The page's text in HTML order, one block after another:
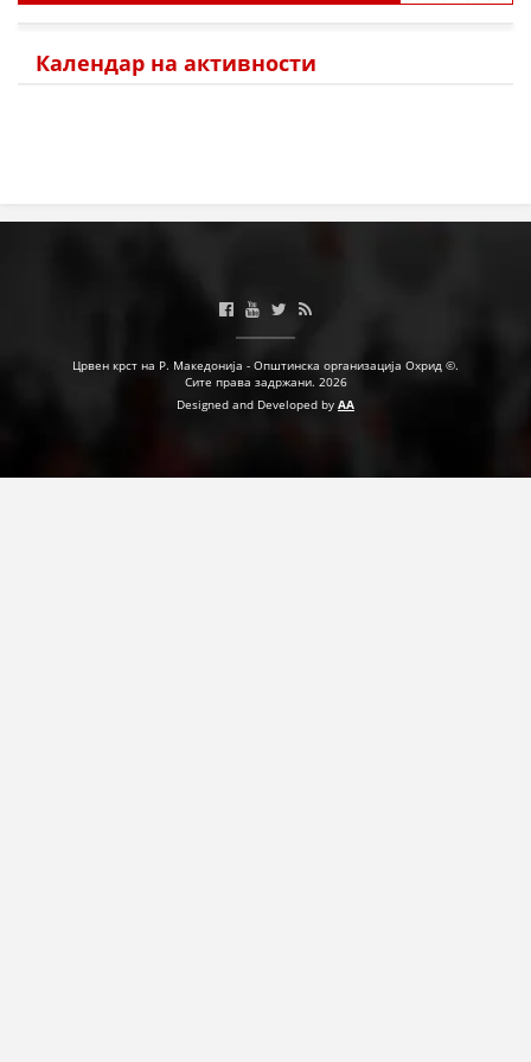
ПРИРАЧНИЦИ
Календар на активности
Црвен крст на Р. Македонија - Општинска организација Охрид ©.
Сите права задржани. 2026
Designed and Developed by AA